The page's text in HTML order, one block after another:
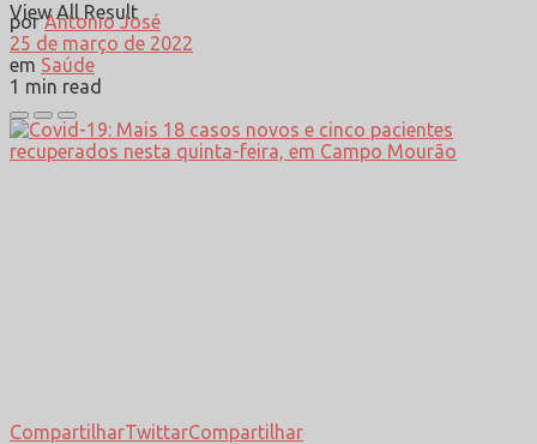
View All Result
por Antonio José
25 de março de 2022
em Saúde
1 min read
CompartilharTwittarCompartilhar